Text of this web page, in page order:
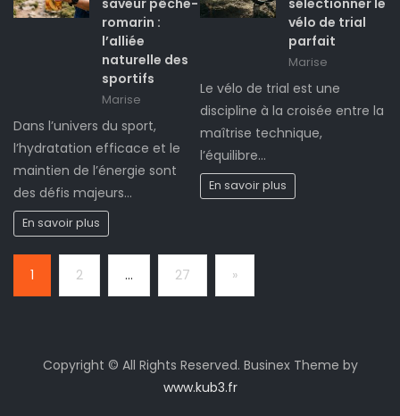
romarin :
l’alliée
naturelle des
sportifs
Marise
Dans l’univers du sport,
l’hydratation efficace et le
maintien de l’énergie sont
des défis majeurs…
En savoir plus
vélo de trial
parfait
Marise
Le vélo de trial est une
discipline à la croisée entre la
maîtrise technique,
l’équilibre…
En savoir plus
1 2 … 27 Next
»
Copyright © All Rights Reserved. Businex Theme by
www.kub3.fr